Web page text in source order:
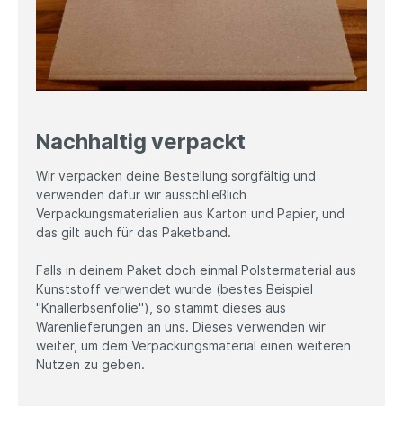
Nachhaltig verpackt
Wir verpacken deine Bestellung sorgfältig und
verwenden dafür wir ausschließlich
Verpackungsmaterialien aus Karton und Papier, und
das gilt auch für das Paketband.
Falls in deinem Paket doch einmal Polstermaterial aus
Kunststoff verwendet wurde (bestes Beispiel
"Knallerbsenfolie"), so stammt dieses aus
Warenlieferungen an uns. Dieses verwenden wir
weiter, um dem Verpackungsmaterial einen weiteren
Nutzen zu geben.